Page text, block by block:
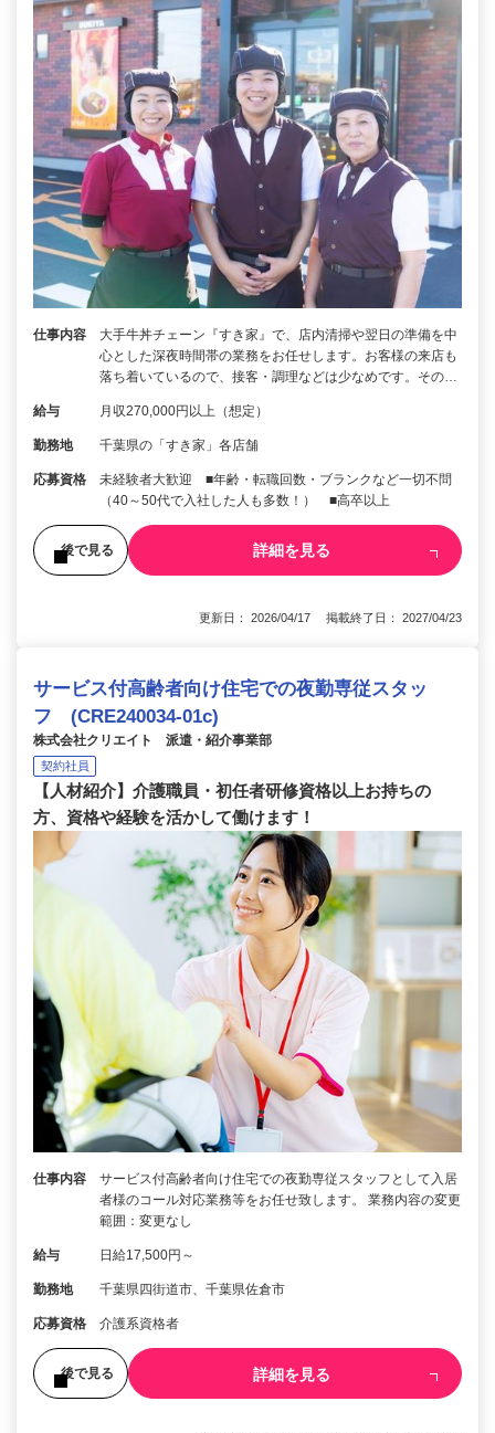
仕事内容
大手牛丼チェーン『すき家』で、店内清掃や翌日の準備を中
心とした深夜時間帯の業務をお任せします。お客様の来店も
落ち着いているので、接客・調理などは少なめです。その…
給与 月収270,000円以上（想定）
勤務地 千葉県の「すき家」各店舗
応募資格
未経験者大歓迎 ■年齢・転職回数・ブランクなど一切不問
（40～50代で入社した人も多数！） ■高卒以上
後で見る 詳細を見る
更新日： 2026/04/17 掲載終了日： 2027/04/23
サービス付高齢者向け住宅での夜勤専従スタッ
フ (CRE240034-01c)
株式会社クリエイト 派遣・紹介事業部
契約社員
【人材紹介】介護職員・初任者研修資格以上お持ちの
方、資格や経験を活かして働けます！
仕事内容
サービス付高齢者向け住宅での夜勤専従スタッフとして入居
者様のコール対応業務等をお任せ致します。 業務内容の変更
範囲：変更なし
給与 日給17,500円～
勤務地 千葉県四街道市、千葉県佐倉市
応募資格 介護系資格者
後で見る 詳細を見る